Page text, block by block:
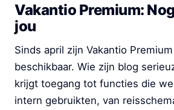
Vakantio Premium:
jou
Sinds april zijn Vakantio
beschikbaar. Wie zijn blog
krijgt toegang tot functies die
intern gebruikten, van